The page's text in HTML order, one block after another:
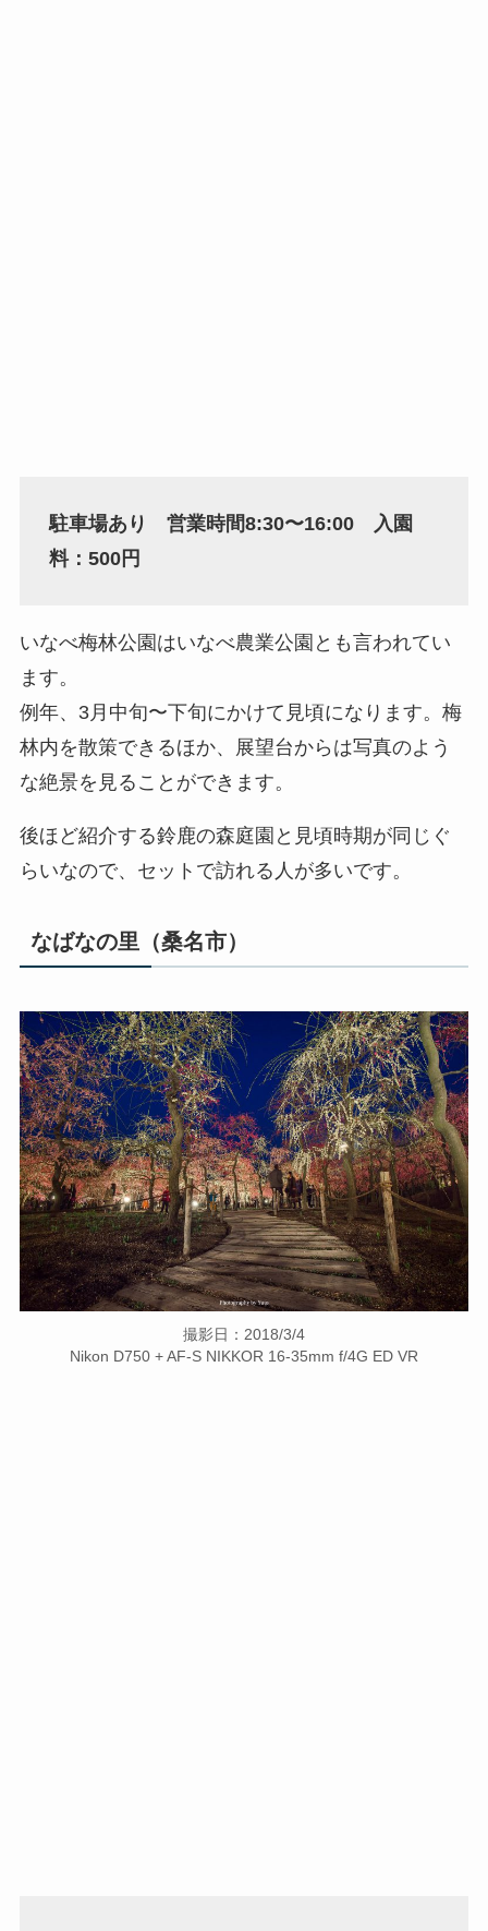
駐車場あり 営業時間8:30〜16:00 入園
料：500円
いなべ梅林公園はいなべ農業公園とも言われてい
ます。
例年、3月中旬〜下旬にかけて見頃になります。梅
林内を散策できるほか、展望台からは写真のよう
な絶景を見ることができます。
後ほど紹介する鈴鹿の森庭園と見頃時期が同じぐ
らいなので、セットで訪れる人が多いです。
なばなの里（桑名市）
撮影日：2018/3/4
Nikon D750 + AF-S NIKKOR 16-35mm f/4G ED VR